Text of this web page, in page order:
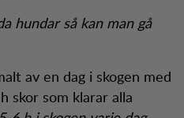
hundar så kan man gå
av en dag i skogen med
skor som klarar alla